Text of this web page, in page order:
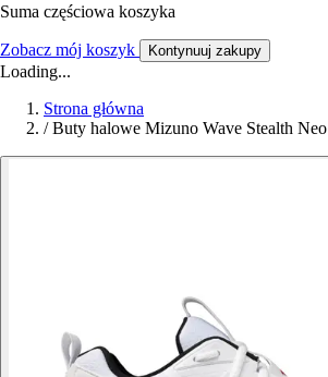
Suma częściowa koszyka
Zobacz mój koszyk Kontynuuj zakupy
Loading...
Strona główna
/ Buty halowe Mizuno Wave Stealth Neo